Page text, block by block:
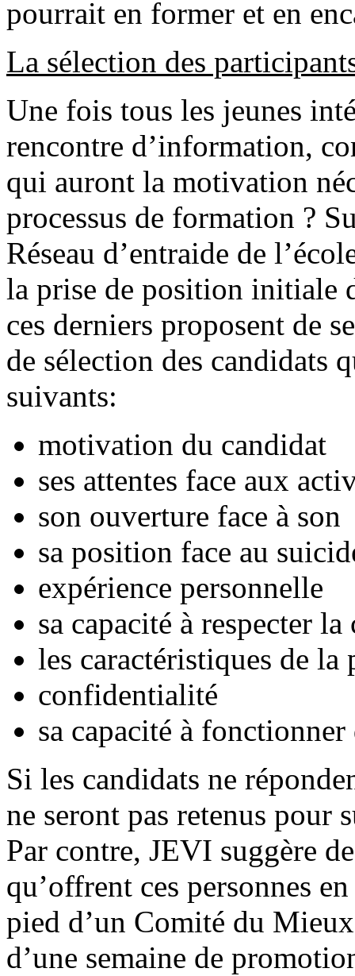
pourrait en former et en
La sélection des
Une fois tous les jeunes
rencontre d’information,
qui auront la motivation
processus de formation ?
Réseau d’entraide de
la prise de position initiale
ces derniers proposent de
de sélection des candidats
suivants:
motivation du candidat
ses attentes face aux
son ouverture face à son
sa position face au
expérience personnelle
sa capacité à respecter
les caractéristiques de
confidentialité
sa capacité à
Si les candidats ne
ne seront pas retenus pour
Par contre, JEVI suggère
qu’offrent ces personnes
pied d’un Comité du
d’une semaine de